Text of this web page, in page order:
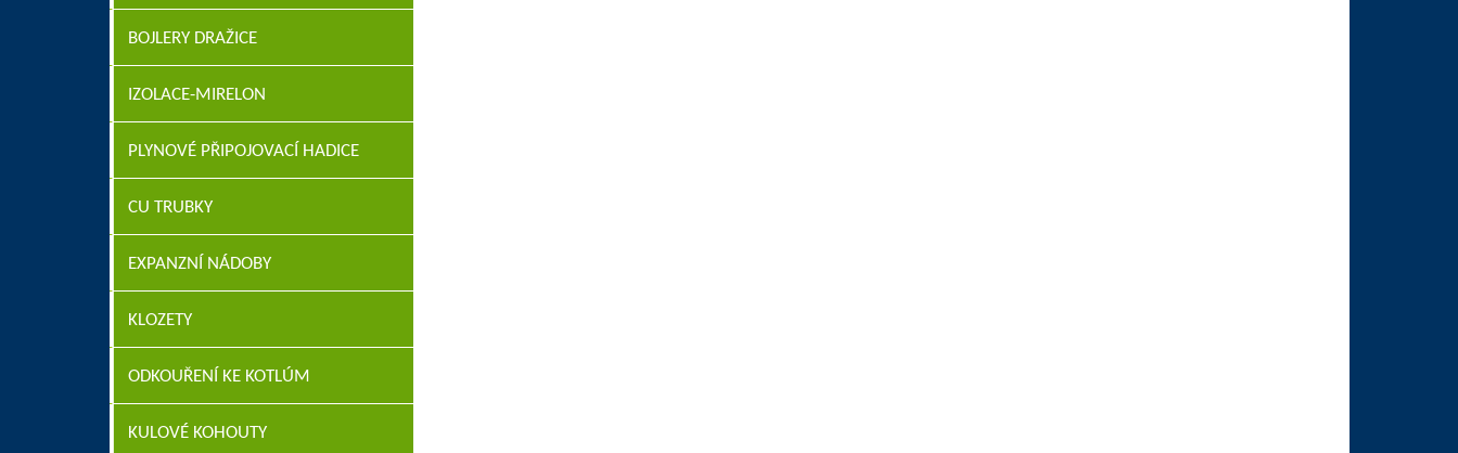
BOJLERY DRAŽICE
IZOLACE-MIRELON
PLYNOVÉ PŘIPOJOVACÍ HADICE
CU TRUBKY
EXPANZNÍ NÁDOBY
KLOZETY
ODKOUŘENÍ KE KOTLÚM
KULOVÉ KOHOUTY